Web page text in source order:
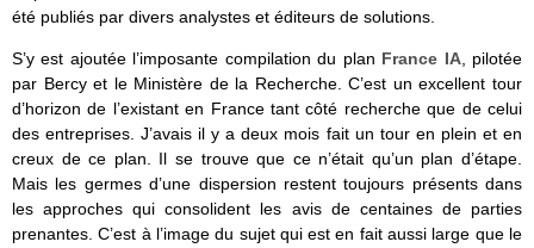
été publiés par divers analystes et éditeurs de solutions.
S’y est ajoutée l’imposante compilation du plan France IA, pilotée
par Bercy et le Ministère de la Recherche. C’est un excellent tour
d’horizon de l’existant en France tant côté recherche que de celui
des entreprises. J’avais il y a deux mois fait un tour en plein et en
creux de ce plan. Il se trouve que ce n’était qu’un plan d’étape.
Mais les germes d’une dispersion restent toujours présents dans
les approches qui consolident les avis de centaines de parties
prenantes. C’est à l’image du sujet qui est en fait aussi large que le